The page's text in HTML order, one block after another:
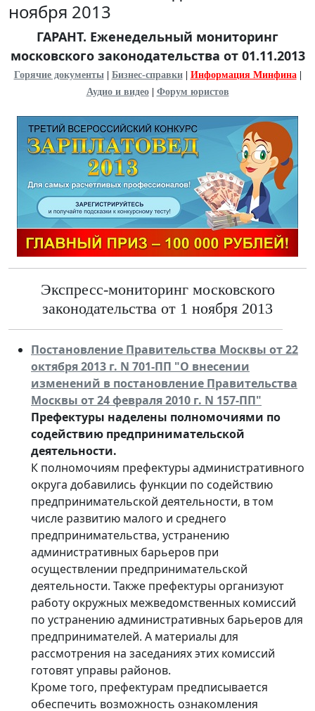
ноября 2013
ГАРАНТ. Еженедельный мониторинг
московского законодательства от 01.11.2013
Горячие документы| Бизнес-справки| Информация Минфина|
Аудио и видео| Форум юристов
Экспресс-мониторинг московского
законодательства от 1 ноября 2013
Постановление Правительства Москвы от 22
октября 2013 г. N 701-ПП "О внесении
изменений в постановление Правительства
Москвы от 24 февраля 2010 г. N 157-ПП"
Префектуры наделены полномочиями по
содействию предпринимательской
деятельности.
К полномочиям префектуры административного
округа добавились функции по содействию
предпринимательской деятельности, в том
числе развитию малого и среднего
предпринимательства, устранению
административных барьеров при
осуществлении предпринимательской
деятельности. Также префектуры организуют
работу окружных межведомственных комиссий
по устранению административных барьеров для
предпринимателей. А материалы для
рассмотрения на заседаниях этих комиссий
готовят управы районов.
Кроме того, префектурам предписывается
обеспечить возможность ознакомления